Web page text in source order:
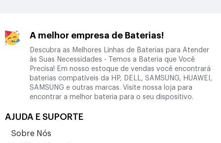
A melhor empresa de Baterias!
Descubra as Melhores Linhas de Baterias para Atender
às Suas Necessidades - Temos a Bateria que Você
Precisa! Em nosso estoque de vendas você encontrará
baterias compatíveis da HP, DELL, SAMSUNG, HUAWEI,
SAMSUNG e outras marcas. Visite nossa loja para
encontrar a melhor bateria para o seu dispositivo.
AJUDA E SUPORTE
Sobre Nós